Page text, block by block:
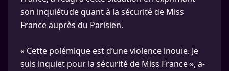
son inquiétude quant à la sécurité de Miss
France auprès du Parisien.
« Cette polémique est d’une violence inouïe. Je
suis inquiet pour la sécurité de Miss France », a-